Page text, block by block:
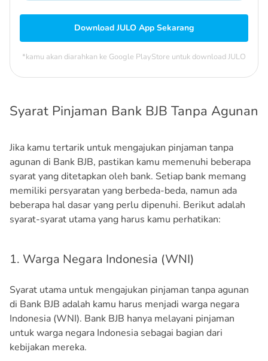
Download JULO App Sekarang
*kamu akan diarahkan ke Google PlayStore untuk download JULO
Syarat Pinjaman Bank BJB Tanpa Agunan
Jika kamu tertarik untuk mengajukan pinjaman tanpa
agunan di Bank BJB, pastikan kamu memenuhi beberapa
syarat yang ditetapkan oleh bank. Setiap bank memang
memiliki persyaratan yang berbeda-beda, namun ada
beberapa hal dasar yang perlu dipenuhi. Berikut adalah
syarat-syarat utama yang harus kamu perhatikan:
1. Warga Negara Indonesia (WNI)
Syarat utama untuk mengajukan pinjaman tanpa agunan
di Bank BJB adalah kamu harus menjadi warga negara
Indonesia (WNI). Bank BJB hanya melayani pinjaman
untuk warga negara Indonesia sebagai bagian dari
kebijakan mereka.